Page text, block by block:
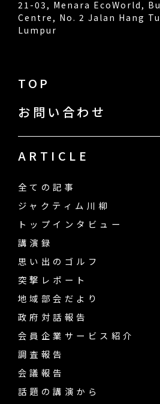
21-03, Menara EcoWorld,
Centre, No. 2 Jalan Hang
Lumpur
TOP
お問い合わせ
ARTICLE
全ての記事
ジャクティム川柳
トップインタビュー
講演録
思い出のゴルフ
突撃レポート
地域部会だより
政府対話報告
会員企業サービス紹介
調査報告
会議報告
話題の講演から